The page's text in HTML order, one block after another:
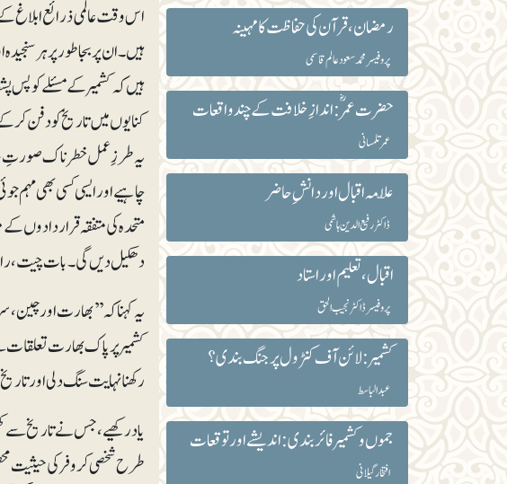
رمضان ،قرآن کی حفاظت کا مہینہ
پروفیسر محمد سعود عالم قاسمی
حضرت عمرؓ : اندازِ خلافت کے چند واقعات
عمر تلمسانی
علّامہ اقبال اور دانش ِحاضر
ڈاکٹر رفیع الدین ہاشمی
اقبال ، تعلیم اور استاد
پروفیسر ڈاکٹر نجیب الحق
کشمیر: لائن آف کنٹرول پر جنگ بندی؟
عبدالباسط
جموں و کشمیر فائربندی: اندیشے اور توقعات
افتخار گیلانی
اس وقت عالمی ذرائع ابلاغ
ہیں۔ ان پر بجاطور پر
ہیں کہ کشمیر کے مسئلے کو
کنایوں میں تاریخ کو دفن
یہ طرزِعمل خطرناک صورتِ حال
چاہیے اور ایسی کسی بھی مہم
متحدہ کی متفقہ قراردادوں
دھکیل دیں گی۔ بات چیت،
یہ کہنا کہ ’’بھارت اور چین
کشمیر پر پاک بھارت تعلقات
رکھنانہایت سنگ دلی اور
یاد رکھیے، جس نے تاریخ سے
طرح شخصی کروفر کی حیثیت